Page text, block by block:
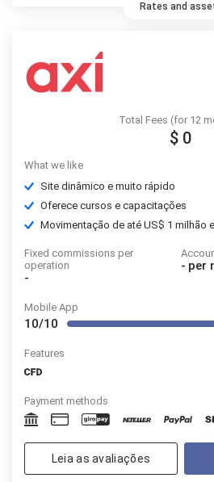
Rates and
Total Fees (for 12
$ 0
What we like
Site dinâmico e muito rápido
Oferece cursos e capacitações
Movimentação de até US$ 1 milhão
Fixed commissions per
operation
-
- per
Mobile App
10/10
Features
Payment methods
Leia as avaliações